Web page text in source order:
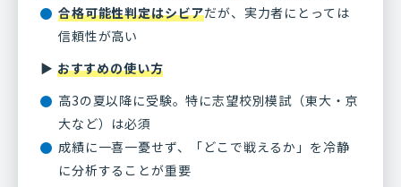
合格可能性判定はシビアだが、実力者にとっては
信頼性が高い
▶ おすすめの使い方
高3の夏以降に受験。特に志望校別模試（東大・京
大など）は必須
成績に一喜一憂せず、「どこで戦えるか」を冷静
に分析することが重要